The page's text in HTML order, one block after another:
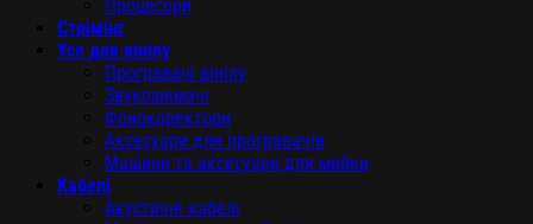
Процесори
Стрімінг
Усе для вінілу
Програвачі вінілу
Звукознімачі
Фонокоректори
Аксесуари для програвачів
Машини та аксесуари для мийки
Кабелі
Акустичні кабелі